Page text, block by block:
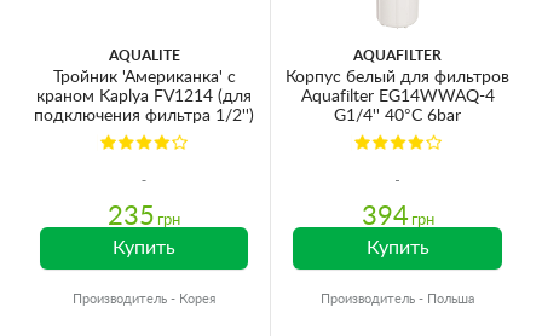
AQUALITE
Тройник 'Американка' с
краном Kaplya FV1214 (для
подключения фильтра 1/2'')
235 грн
Купить
Производитель - Корея
AQUAFILTER
Корпус белый для фильтров
Aquafilter EG14WWAQ-4
G1/4'' 40°C 6bar
394 грн
Купить
Производитель - Польша